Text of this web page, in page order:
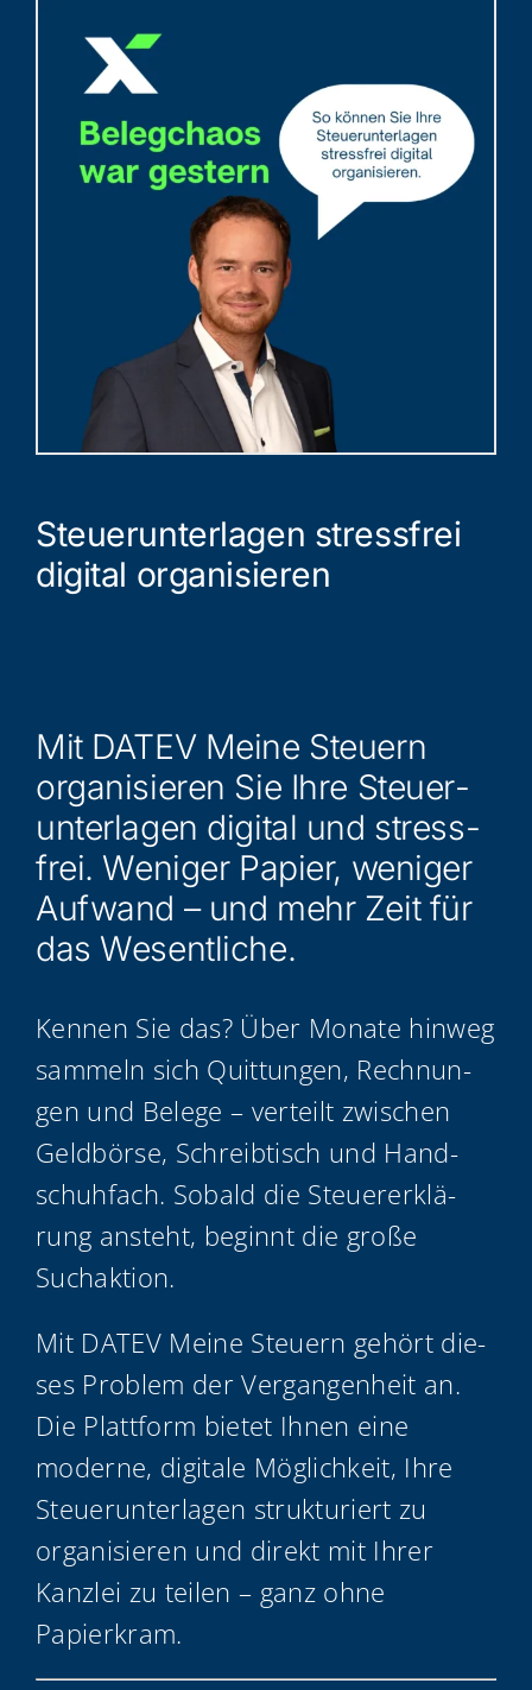
Steu­er­un­ter­la­gen stress­frei
digi­tal organisieren
Mit DATEV Mei­ne Steu­ern
orga­ni­sie­ren Sie Ihre Steu­er­
un­ter­la­gen digi­tal und stress­
frei. Weni­ger Papier, weni­ger
Auf­wand – und mehr Zeit für
das Wesentliche.
Ken­nen Sie das? Über Mona­te hin­weg
sam­meln sich Quit­tun­gen, Rech­nun­
gen und Bele­ge – ver­teilt zwi­schen
Geld­bör­se, Schreib­tisch und Hand­
schuh­fach. Sobald die Steu­er­erklä­
rung ansteht, beginnt die gro­ße
Suchaktion.
Mit DATEV Mei­ne Steu­ern gehört die­
ses Pro­blem der Ver­gan­gen­heit an.
Die Platt­form bie­tet Ihnen eine
moder­ne, digi­ta­le Mög­lich­keit, Ihre
Steu­er­un­ter­la­gen struk­tu­riert zu
orga­ni­sie­ren und direkt mit Ihrer
Kanz­lei zu tei­len – ganz ohne
Papierkram.